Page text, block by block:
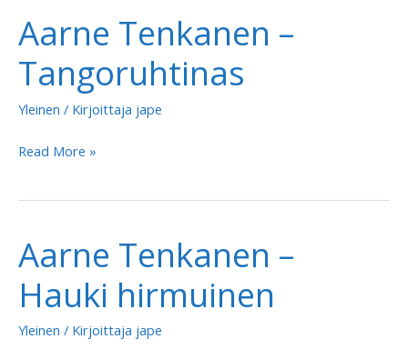
Tallinnasta
Aarne Tenkanen –
Tangoruhtinas
Yleinen / Kirjoittaja jape
Aarne
–
Read More »
Aarne Tenkanen –
Hauki hirmuinen
Yleinen / Kirjoittaja jape